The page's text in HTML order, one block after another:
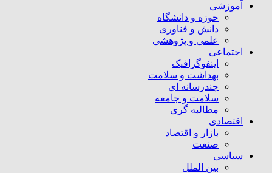
آموزشی
حوزه و دانشگاه
دانش و فناوری
علمی و پژوهشی
اجتماعی
اینفوگرافیک
بهداشت و سلامت
چندرسانه ای
سلامت و جامعه
مطالبه گری
اقتصادی
بازار و اقتصاد
صنعت
سیاسی
بین الملل